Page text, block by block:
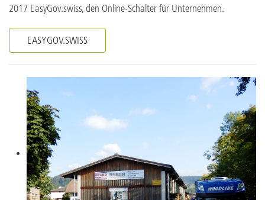
2017 EasyGov.swiss, den Online-Schalter für Unternehmen.
EASYGOV.SWISS